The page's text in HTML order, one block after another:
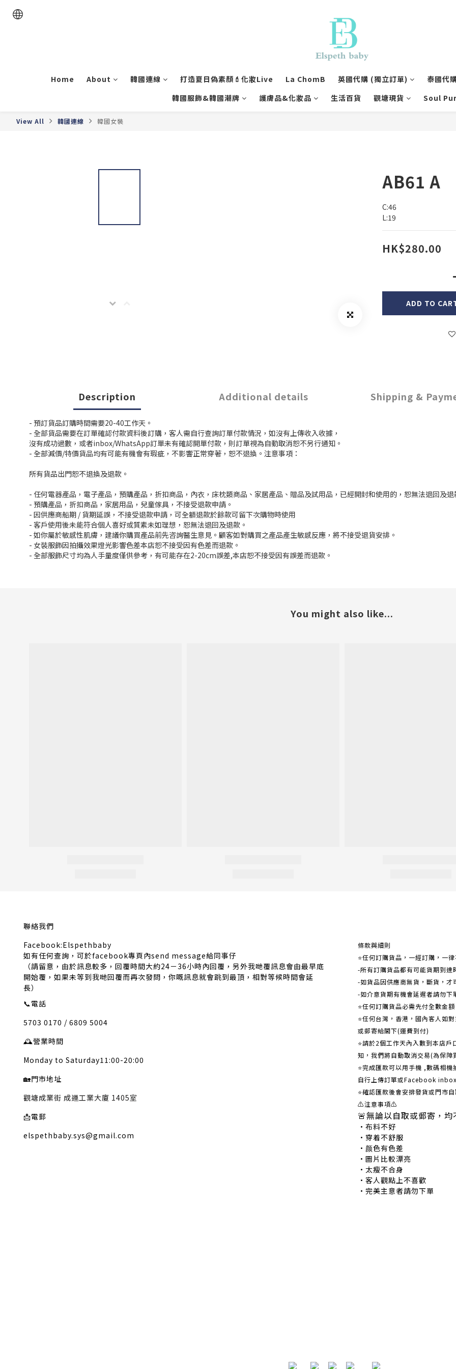
Home About 韓國連線 打造夏日偽素顏💄化妝Live La ChomB 英國代購 (獨立訂單) 泰國代
韓國服飾&韓國潮牌
護膚品&化妝品 生活百貨 觀塘現貨 Soul
View All 韓國連線 韓國女裝
AB61 A
C:46
L:19
HK$280.00
ADD TO
Description Additional details Shipping &
- 預訂貨品訂購時間需要20-40工作天。
- 全部貨品需要在訂單確認付款資料後訂購，客人需自行查詢訂單付款情況，如沒有上傳收入收據，
沒有成功過數，或者inbox/WhatsApp訂單未有確認開單付款，則訂單視為自動取消恕不另行通知。
- 全部減價/特價貨品均有可能有機會有瑕疵，不影響正常穿著，恕不退換。注意事項：
所有貨品出門恕不退換及退款。
- 任何電器產品，電子產品，預購產品，折扣商品，內衣，床枕類商品、家居產品、贈品及試用品，已經開封和使用的，恕無法退回及退
- 預購產品，折扣商品，家居用品，兒童傢具，不接受退款申請。
- 因供應商船期 / 貨期延誤，不接受退款申請，可全額退款於餘款可留下次購物時使用
- 客戶使用後未能符合個人喜好或質素未如理想，恕無法退回及退款。
- 如你屬於敏感性肌膚，建議你購買產品前先咨詢醫生意見。顧客如對購買之產品產生敏感反應，將不接受退貨安排。
- 女裝服飾因拍攝效果燈光影響色差本店恕不接受因有色差而退款。
- 全部服飾尺寸均為人手量度僅供參考，有可能存在2-20cm誤差,本店恕不接受因有誤差而退款。
You might also like...
聯絡我們
Facebook:Elspethbaby
如有任何查詢，可於facebook專頁內send message給同事仔
（請留意，由於訊息較多，回覆時間大約24－36小時內回覆，另外我哋覆訊息會由最早底
開始覆，如果未等到我哋回覆而再次發問，你嘅訊息就會跳到最頂，相對等候時間會延
長）
📞電話
5703 0170 / 6809 5004
🕰️營業時間
Monday to Saturday11:00-20:00
🏡門市地址
觀塘成業街 成運工業大廈 1405室
📩電郵
elspethbaby.sys@gmail.com
條款與細則
⭐任何訂購貨品，一經訂購，一
-所有訂購貨品都有可能貨期到達
-如貨品因供應商無貨，斷貨，才
-如介意貨期有機會延遲者請勿下
⭐任何訂購貨品必需先付全數金
⭐任何台灣，香港，國內客人如
或郵寄給閣下(運費到付)
​​⭐請於2個工作天內入數到本店
知，我們將自動取消交易(為保
⭐完成匯款可以用手機 ,數碼相
自行上傳訂單或Facebook
⭐確認匯款後會安排發貨或門市
⚠注意事項⚠
🚨無論以自取或郵寄，
•布料不好 •
•穿着不舒服 •
•颜色有色差 •
•圖片比較漂亮
•太瘦不合身 •不
•客人觀點上不喜歡
•完美主意者請勿下單